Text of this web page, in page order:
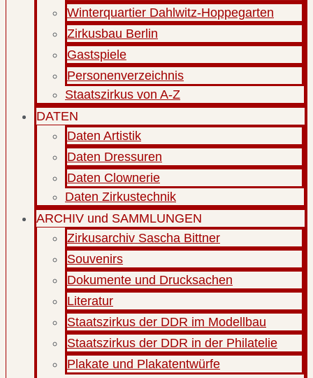
Winterquartier Dahlwitz-Hoppegarten
Zirkusbau Berlin
Gastspiele
Personenverzeichnis
Staatszirkus von A-Z
DATEN
Daten Artistik
Daten Dressuren
Daten Clownerie
Daten Zirkustechnik
ARCHIV und SAMMLUNGEN
Zirkusarchiv Sascha Bittner
Souvenirs
Dokumente und Drucksachen
Literatur
Staatszirkus der DDR im Modellbau
Staatszirkus der DDR in der Philatelie
Plakate und Plakatentwürfe